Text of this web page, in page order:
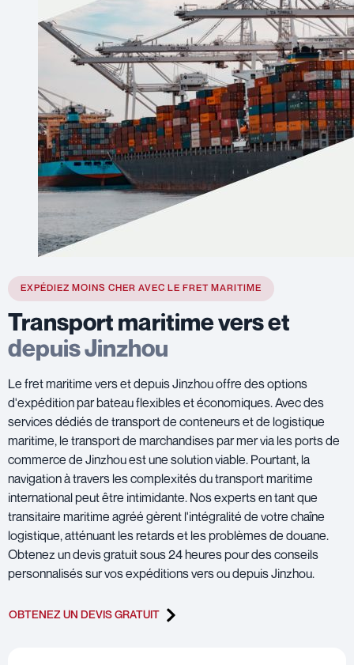
EXPÉDIEZ MOINS CHER AVEC LE FRET MARITIME
Transport maritime vers et
depuis Jinzhou
Le fret maritime vers et depuis Jinzhou offre des options
d'expédition par bateau flexibles et économiques. Avec des
services dédiés de transport de conteneurs et de logistique
maritime, le transport de marchandises par mer via les ports de
commerce de Jinzhou est une solution viable. Pourtant, la
navigation à travers les complexités du transport maritime
international peut être intimidante. Nos experts en tant que
transitaire maritime agréé gèrent l'intégralité de votre chaîne
logistique, atténuant les retards et les problèmes de douane.
Obtenez un devis gratuit sous 24 heures pour des conseils
personnalisés sur vos expéditions vers ou depuis Jinzhou.
OBTENEZ UN DEVIS GRATUIT